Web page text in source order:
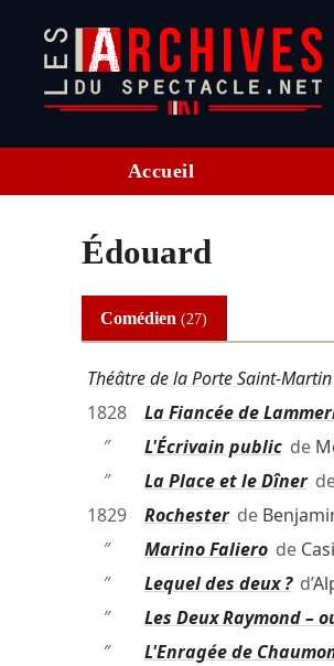
Accueil
Édouard
Comédien(27)
Théâtre de la Porte Saint-Martin
1828
La Fiancée de
″
L'Écrivain publicde
″
La Place et le Dîner
1829
Rochesterde
″
Marino Falierode
″
Lequel des deux ?d’
″
Les Deux Raymond –
″
L'Enragée de